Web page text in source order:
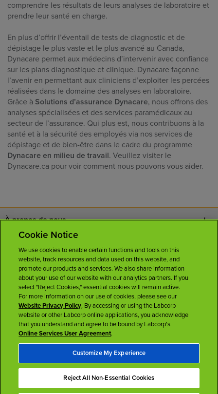
comprendre les résultats de leurs analyses de laboratoire et
prendre leur santé en charge.
En plus d’offrir l’éventail de tests de diagnostic et de
dépistage le plus vaste et le plus avancé au Canada,
Dynacare permet aux médecins d’intervenir avec confiance
sur les plans diagnostique et clinique. Dynacare façonne
l’avenir en permettant aux cliniciens d’exploiter les percées
réalisées dans le domaine des analyses en laboratoire.
Grâce à Solutions d’assurance Dynacare, nous offrons des
analyses spécialisées et des services paramédicaux au
secteur de l’assurance. Qui plus est, nous contribuons à la
santé et à la sécurité des employés via nos services de
dépistage et de bien-être dans le cadre du programme
Dynacare en milieu de travail. Veuillez visiter le
Dynacare.ca pour voir comment nous pouvons vous aider.
À propos de nous
Carrières
Salle de presse
Licences
Cookie Notice
We use cookies to enable certain functions and tools on this
website, track resources and data used on this website, and
promote our products and services. We also share information
about your use of our website with our analytics partners. If you
select "Reject Cookies," essential cookies will remain active.
For more information on our use of cookies, please see our
Website Privacy Policy. By accessing or using the Labcorp
website or other Labcorp online applications, you acknowledge
that you understand and agree to be bound by Labcorp's
Online Services User Agreement.
Customize My Experience
Reject All Non-Essential Cookies